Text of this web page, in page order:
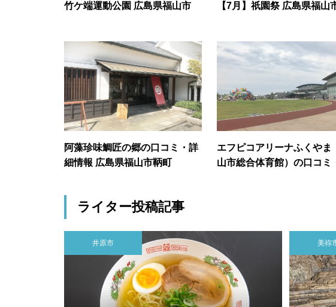
竹ケ端運動公園 広島県福山市 【7月】祇園祭 広島県福山
阿藻珍味鯛匠の郷の口コミ・詳
細情報 広島県福山市鞆町
エフピコアリーナふくやま
山市総合体育館）の口コミ
ライター投稿記事
井原市 美祢